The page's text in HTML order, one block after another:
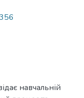
навчальній